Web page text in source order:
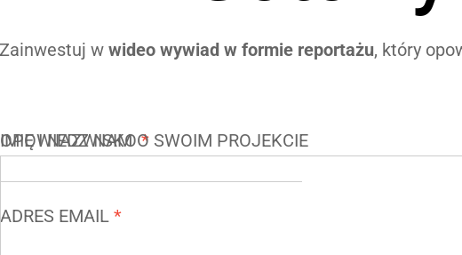
Zainwestuj w wideo wywiad w formie reportażu, który
IMIĘ I NAZWISKO*
ADRES EMAIL *
OPOWIEDZ NAM O SWOIM PROJEKCIE